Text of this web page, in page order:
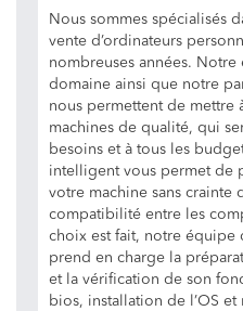
Nous sommes spécialisés
vente d’ordinateurs
nombreuses années.
domaine ainsi que notre
nous permettent de mettre
machines de qualité, qui
besoins et à tous les
intelligent vous permet de
votre machine sans crainte
compatibilité entre les
choix est fait, notre équipe
prend en charge la
et la vérification de son
bios, installation de l’OS